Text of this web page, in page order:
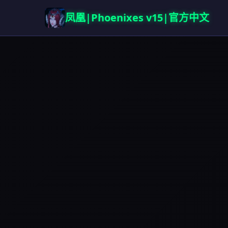
凤凰|Phoenixes v15|官方中文